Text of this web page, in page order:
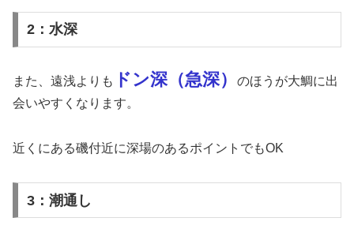
2：水深
また、遠浅よりも ドン深（急深）
のほうが大鯛に出
会いやすくなります。
近くにある磯付近に深場のあるポイントでもOK
3：潮通し